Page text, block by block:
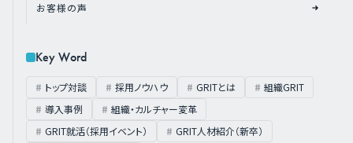
お客様の声
Key Word
トップ対談 採用ノウハウ GRITとは
組織GRIT
導入事例
組織・カルチャー変革
GRIT就活（採用イベント）
GRIT人材紹介（新卒）